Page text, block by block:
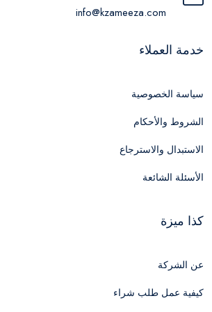
info@kzameeza.com
خدمة العملاء
سياسة الخصوصية
الشروط والأحكام
الاستبدال والاسترجاع
الأسئلة الشائعة
كذا ميزة
عن الشركة
كيفية عمل طلب شراء